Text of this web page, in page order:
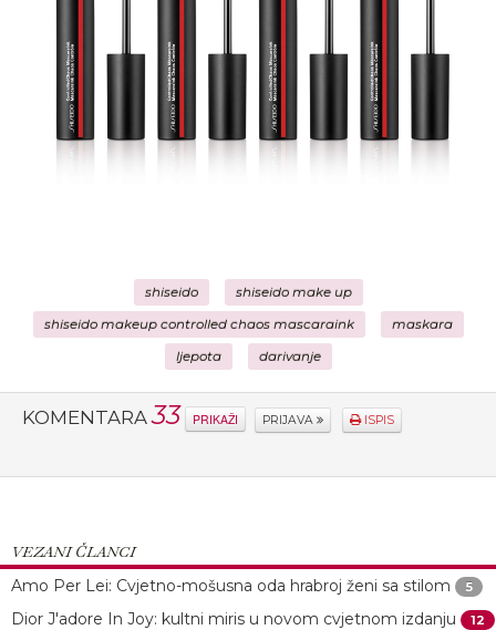
shiseido shiseido make up
shiseido makeup controlled chaos mascaraink maskara
ljepota darivanje
KOMENTARA33 PRIKAŽI PRIJAVA ISPIS
VEZANI ČLANCI
Amo Per Lei: Cvjetno-mošusna oda hrabroj ženi sa stilom
5
Dior J'adore In Joy: kultni miris u novom cvjetnom izdanju 12